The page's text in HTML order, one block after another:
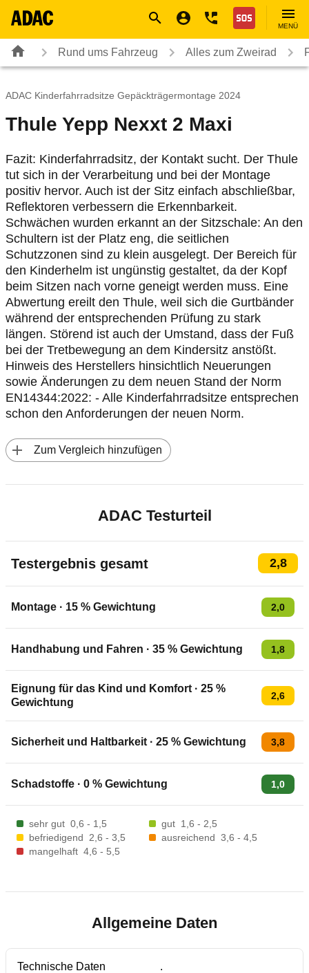
Nothilfe
MENÜ
Rund ums Fahrzeug Alles zum Zweirad
ADAC Kinderfahrradsitze Gepäckträgermontage 2024
Thule Yepp Nexxt 2 Maxi
Zum Vergleich hinzufügen
Fazit: Kinderfahrradsitz, der Kontakt sucht. Der Thule
tut sich in der Verarbeitung und bei der Montage
positiv hervor. Auch ist der Sitz einfach abschließbar,
Reflektoren verbessern die Erkennbarkeit.
Schwächen wurden erkannt an der Sitzschale: An den
Schultern ist der Platz eng, die seitlichen
Schutzzonen sind zu klein ausgelegt. Der Bereich für
den Kinderhelm ist ungünstig gestaltet, da der Kopf
beim Sitzen nach vorne geneigt werden muss. Eine
Abwertung ereilt den Thule, weil sich die Gurtbänder
während der entsprechenden Prüfung zu stark
längen. Störend ist auch der Umstand, dass der Fuß
bei der Tretbewegung an dem Kindersitz anstößt.
Hinweis des Herstellers hinsichtlich Neuerungen
sowie Änderungen zu dem neuen Stand der Norm
EN14344:2022: - Alle Kinderfahrradsitze entsprechen
schon den Anforderungen der neuen Norm.
ADAC Testurteil
Testergebnis gesamt 2,8
Montage · 15 % Gewichtung 2,0
Handhabung und Fahren · 35 % Gewichtung 1,8
Eignung für das Kind und Komfort · 25 %
Gewichtung
2,6
Sicherheit und Haltbarkeit · 25 % Gewichtung 3,8
Schadstoffe · 0 % Gewichtung 1,0
sehr gut 0,6 - 1,5 gut 1,6 - 2,5
befriedigend
2,6 - 3,5 ausreichend 3,6 - 4,5
mangelhaft 4,6 - 5,5
Allgemeine Daten
Technische Daten .